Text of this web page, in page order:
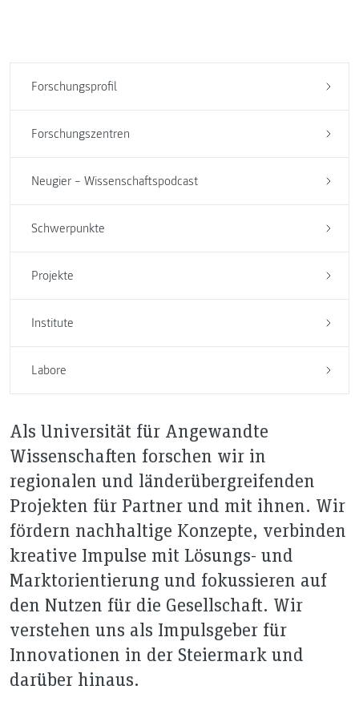
Forschungsprofil
Forschungszentren
Neugier – Wissenschaftspodcast
Schwerpunkte
Projekte
Institute
Labore
Als Universität für Angewandte
Wissenschaften forschen wir in
regionalen und länderübergreifenden
Projekten für Partner und mit ihnen. Wir
fördern nachhaltige Konzepte, verbinden
kreative Impulse mit Lösungs- und
Marktorientierung und fokussieren auf
den Nutzen für die Gesellschaft. Wir
verstehen uns als Impulsgeber für
Innovationen in der Steiermark und
darüber hinaus.